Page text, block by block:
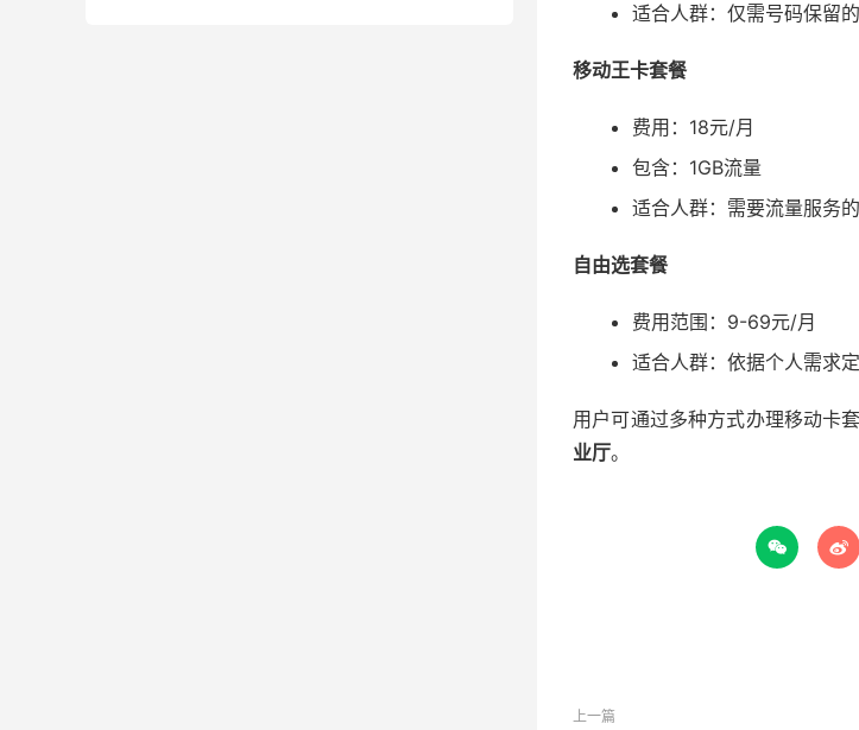
适合人群：仅需号码保留
移动王卡套餐
费用：18元/月
包含：1GB流量
适合人群：需要流量服务
自由选套餐
费用范围：9-69元/月
适合人群：依据个人需求
用户可通过多种方式办理移动卡套
业厅。
 
上一篇